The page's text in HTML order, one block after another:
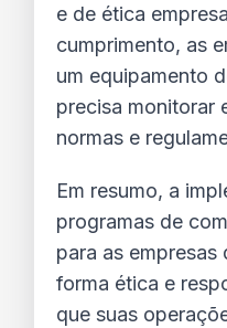
e de ética
cumprimento, as
um equipamento
precisa monitorar
normas e
Em resumo, a
programas de
para as empresas
forma ética e
que suas